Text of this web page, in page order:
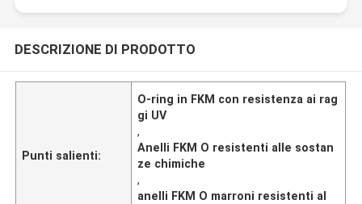
DESCRIZIONE DI PRODOTTO
Punti salienti:
O-ring in FKM con resistenza ai rag
gi UV
,
Anelli FKM O resistenti alle sostan
ze chimiche
,
anelli FKM O marroni resistenti al